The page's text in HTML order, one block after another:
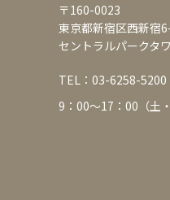
〒160-0023
東京都新宿区西新宿
セントラルパークタ
TEL： 03-6258-5200
9：00～17：00（土